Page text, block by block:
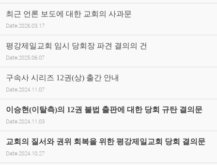
최근 언론 보도에 대한 교회의 사과문
Date 2026.03.17
평강제일교회 임시 당회장 파견 결의의 건
Date 2025.06.07
구속사 시리즈 12권(상) 출간 안내
Date 2024.11.07
이승현(이탈측)의 12권 불법 출판에 대한 당회 규탄 결의문
Date 2024.11.03
교회의 질서와 권위 회복을 위한 평강제일교회 당회 결의문
Date 2024.10.27